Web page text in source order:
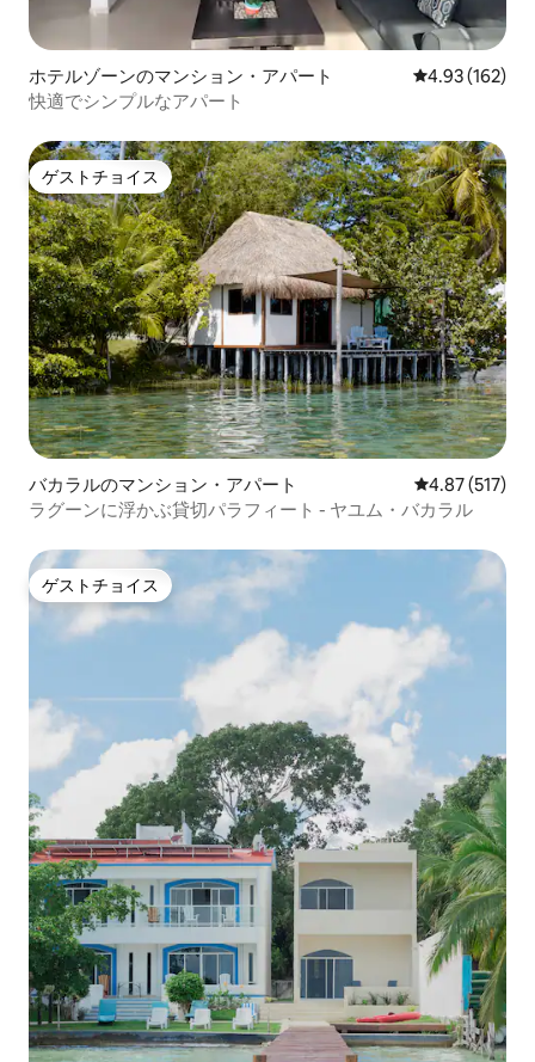
ホテルゾーンのマンション・アパート レビュー162
4.93 (162)
快適でシンプルなアパート
ゲストチョイス
ゲストチョイス
バカラルのマンション・アパート レビュー517
4.87 (517)
ラグーンに浮かぶ貸切パラフィート - ヤユム・バカラル
ゲストチョイス
ゲストチョイス